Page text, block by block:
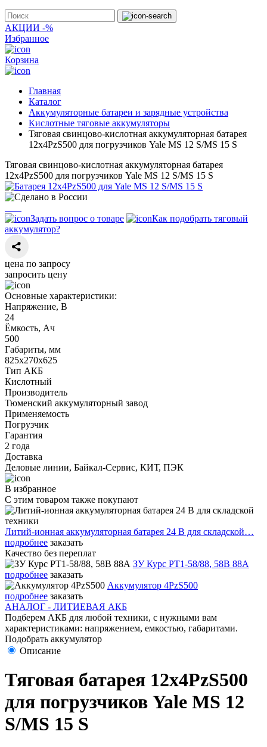
АКЦИИ -%
Избранное
Корзина
Главная
Каталог
Аккумуляторные батареи и зарядные устройства
Кислотные тяговые аккумуляторы
Тяговая свинцово-кислотная аккумуляторная батарея
12х4PzS500 для погрузчиков Yale MS 12 S/MS 15 S
Тяговая свинцово-кислотная аккумуляторная батарея
12х4PzS500 для погрузчиков Yale MS 12 S/MS 15 S
Задать вопрос о товаре
Как подобрать тяговый
аккумулятор?
цена по запросу
запросить цену
Основные характеристики:
Напряжение, В
24
Ёмкость, Ач
500
Габариты, мм
825х270х625
Тип АКБ
Кислотный
Производитель
Тюменский аккумуляторный завод
Применяемость
Погрузчик
Гарантия
2 года
Доставка
Деловые линии, Байкал-Сервис, КИТ, ПЭК
В избранное
С этим товаром также покупают
Литий-ионная аккумуляторная батарея 24 В для складской…
подробнее заказать
Качество без переплат
ЗУ Курс PT1-58/88, 58В 88А
подробнее заказать
Аккумулятор 4PzS500
подробнее заказать
АНАЛОГ - ЛИТИЕВАЯ АКБ
Подберем АКБ для любой техники, с нужными вам
характеристиками: напряжением, емкостью, габаритами.
Подобрать аккумулятор
Описание
Тяговая батарея 12х4PzS500
для погрузчиков Yale MS 12
S/MS 15 S